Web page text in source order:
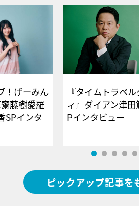
！げーみん
藤樹愛羅
SPインタ
『タイムトラベ
ィ』ダイアン津田
Pインタビ
ピックアップ記事を